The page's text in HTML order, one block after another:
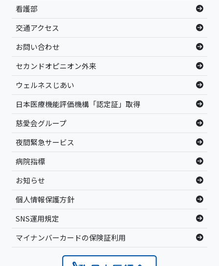
看護部
交通アクセス
お問い合わせ
セカンドオピニオン外来
ウェルネスじあい
日本医療機能評価機構「認定証」取得
慈愛会グループ
夜間緊急サービス
病院指標
お知らせ
個人情報保護方針
SNS運用規定
マイナンバーカードの保険証利用